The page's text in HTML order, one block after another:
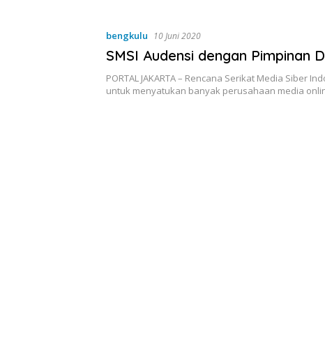
bengkulu 10 Juni 2020
SMSI Audensi dengan Pimpinan
PORTAL JAKARTA – Rencana Serikat Media Siber
untuk menyatukan banyak perusahaan media